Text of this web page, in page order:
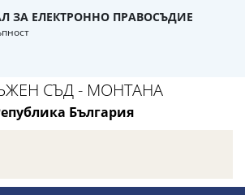
ЗА ЕЛЕКТРОННО ПРАВОСЪДИЕ
СЪД - МОНТАНА
България